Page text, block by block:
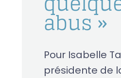
abus »
Pour Isabelle
présidente de